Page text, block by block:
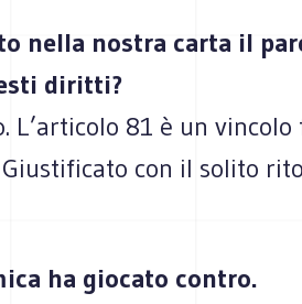
nella nostra carta il
diritti?
L’articolo 81 è un
con il solito
ha giocato contro.